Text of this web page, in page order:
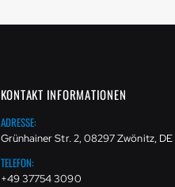
KONTAKT INFORMATIONEN
ADRESSE:
Grünhainer Str. 2, 08297 Zwönitz, DE
TELEFON:
+49 37754 3090